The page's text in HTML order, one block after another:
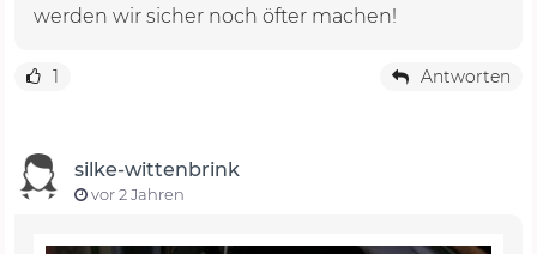
werden wir sicher noch öfter machen!
1 Antworten
silke-wittenbrink
vor 2 Jahren